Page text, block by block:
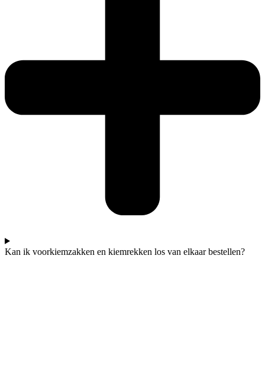
Kan ik voorkiemzakken en kiemrekken los van elkaar bestellen?